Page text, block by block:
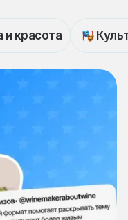
красота